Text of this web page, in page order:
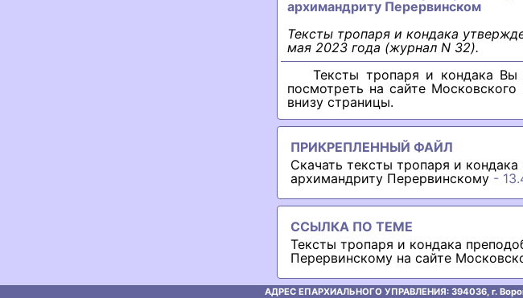
архимандриту Перервинском
Тексты тропаря и кондака
мая 2023 года (журнал N 32).
Тексты тропаря и кондака
посмотреть на сайте
внизу страницы.
ПРИКРЕПЛЕННЫЙ ФАЙЛ
Скачать тексты тропаря и
архимандриту Перервинскому -
ССЫЛКА ПО ТЕМЕ
Тексты тропаря и кондака
Перервинскому на сайте
АДРЕС ЕПАРХИАЛЬНОГО УПРАВЛЕНИЯ: 394036, г.